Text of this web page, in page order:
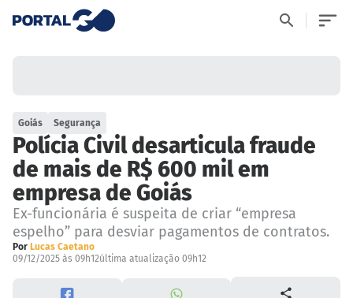
Goiás Segurança
Polícia Civil desarticula fraude
de mais de R$ 600 mil em
empresa de Goiás
Ex-funcionária é suspeita de criar “empresa
espelho” para desviar pagamentos de contratos.
Por Lucas Caetano
09/12/2025 às 09h12última atualização 09h12